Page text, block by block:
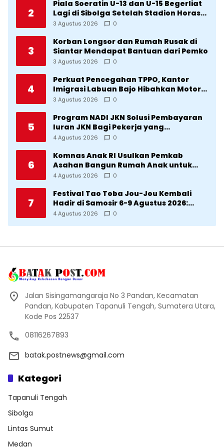
2
Piala Soeratin U-13 dan U-15 Begerliat
Lagi di Sibolga Setelah Stadion Horas
Direvitalisasi Wali Kota
3 Agustus 2026 0
3
Korban Longsor dan Rumah Rusak di
Siantar Mendapat Bantuan dari Pemko
3 Agustus 2026 0
4
Perkuat Pencegahan TPPO, Kantor
Imigrasi Labuan Bajo Hibahkan Motor
Operasional ke Lima Desa di
3 Agustus 2026 0
5
Program NADI JKN Solusi Pembayaran
Iuran JKN Bagi Pekerja yang
Penghasilannya Tidak Tetap
4 Agustus 2026 0
6
Komnas Anak RI Usulkan Pemkab
Asahan Bangun Rumah Anak untuk
Korban Kekerasan
4 Agustus 2026 0
7
Festival Tao Toba Jou-Jou Kembali
Hadir di Samosir 6-9 Agustus 2026:
Datang Saksikan Kemeriahan dan Raih
4 Agustus 2026 0
Jalan Sisingamangaraja No 3 Pandan, Kecamatan
Pandan, Kabupaten Tapanuli Tengah, Sumatera Utara,
Kode Pos 22537
08116267893
batak.postnews@gmail.com
Kategori
Tapanuli Tengah
Sibolga
Lintas Sumut
Medan